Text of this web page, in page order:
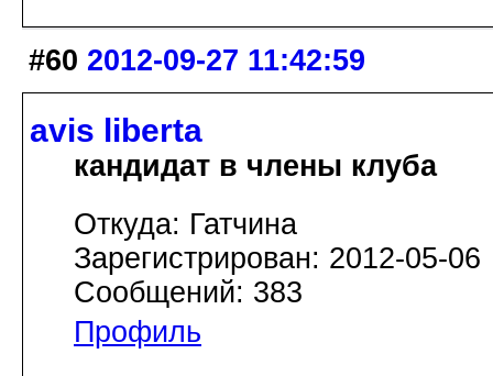
#60 2012-09-27 11:42:59
avis libertа
кандидат в члены клуба
Откуда: Гатчина
Зарегистрирован: 2012-05-06
Сообщений: 383
Профиль